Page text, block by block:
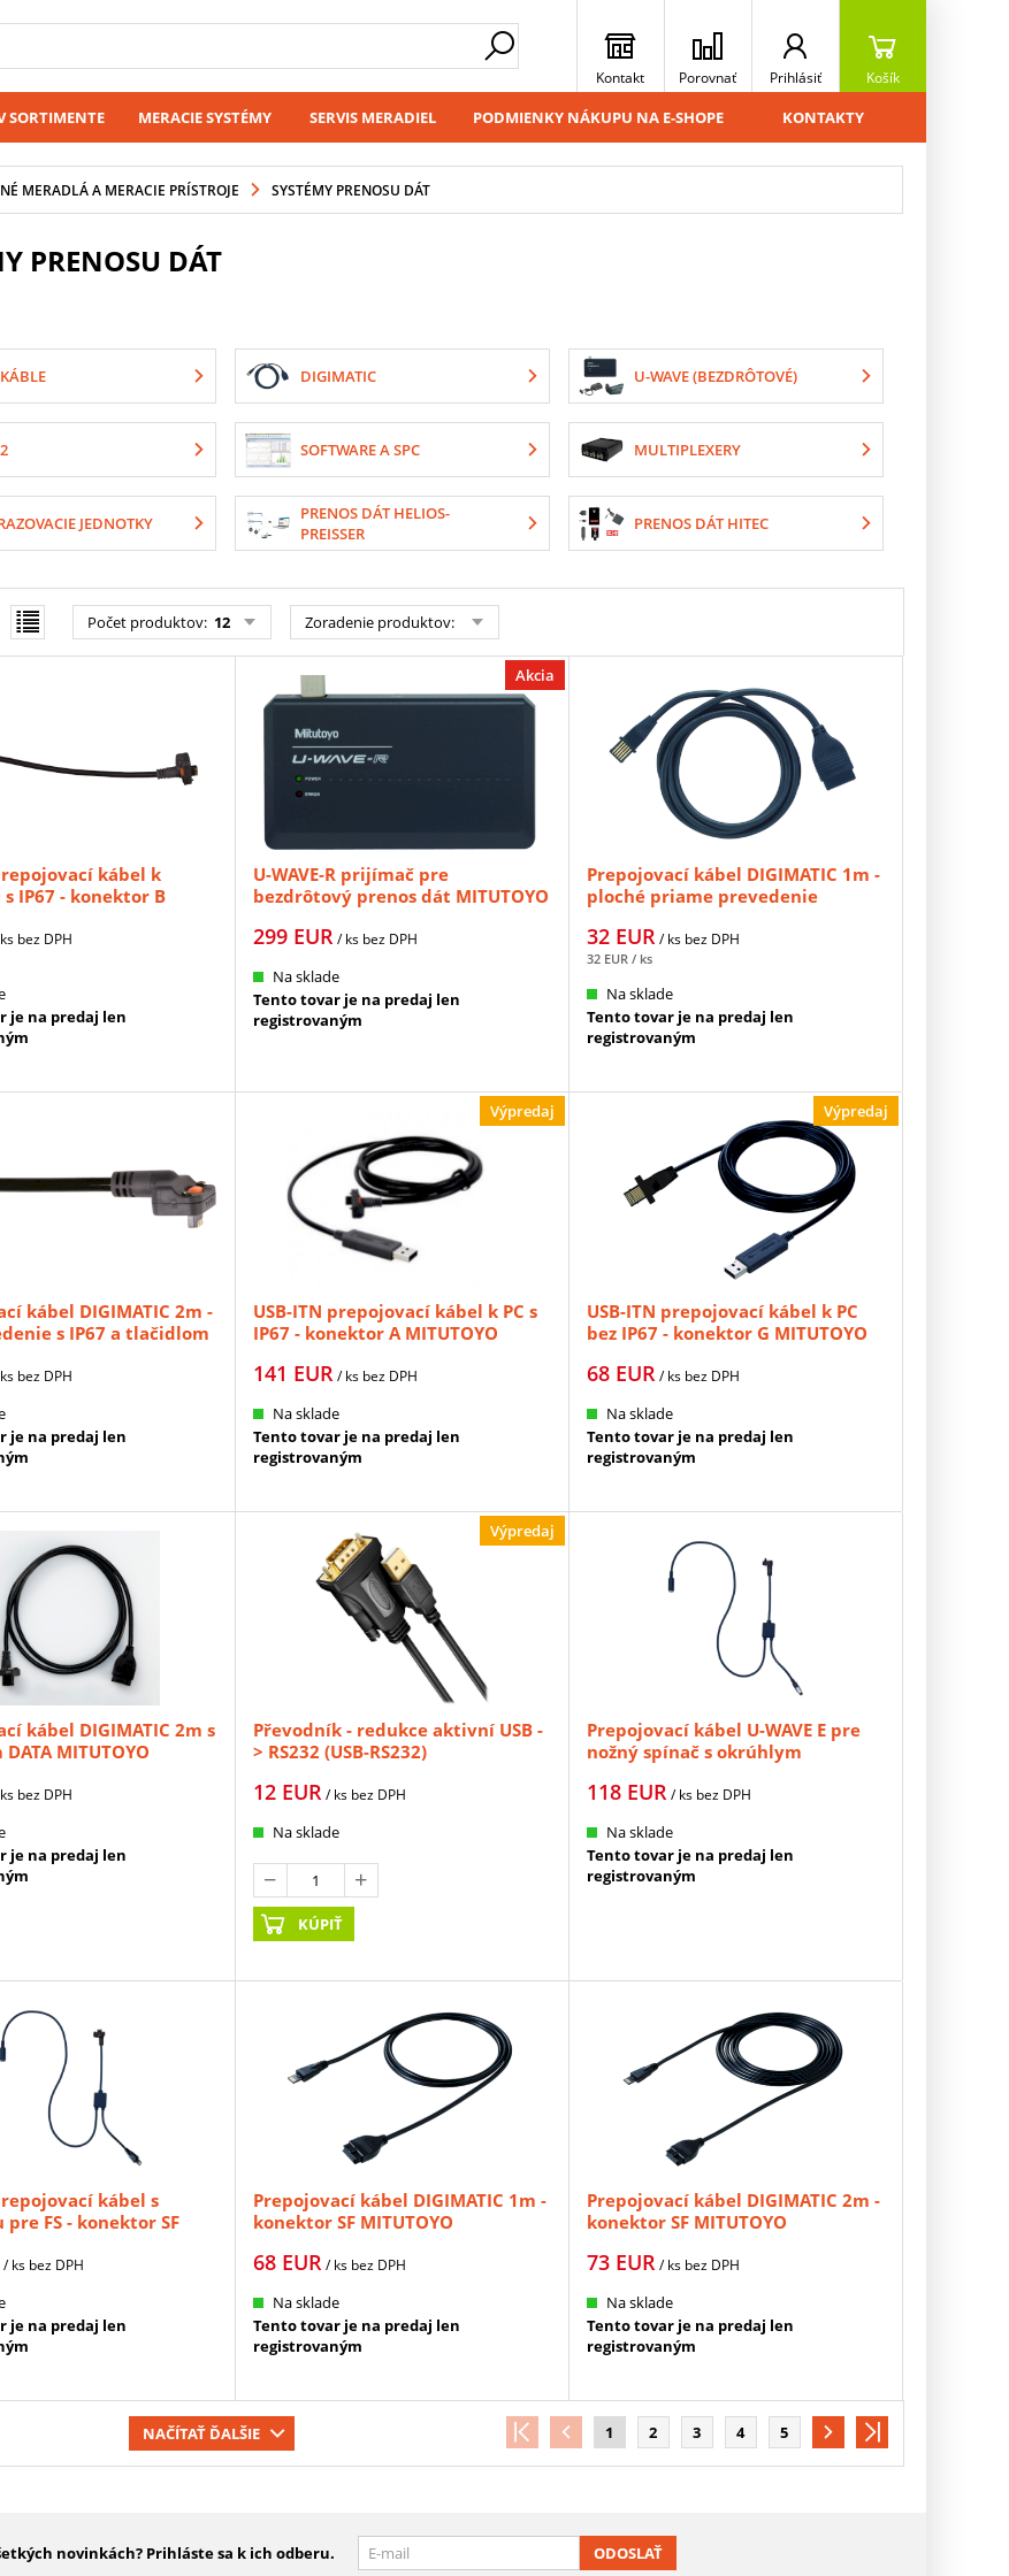
Kontakt Porovnať Prihlásiť Košík
SORTIMENTE MERACIE SYSTÉMY SERVIS MERADIEL PODMIENKY NÁKUPU NA E-SHOPE KONTAKTY
MERADLÁ A MERACIE PRÍSTROJE SYSTÉMY PRENOSU DÁT
PRENOSU DÁT
DIGIMATIC U-WAVE (BEZDRÔTOVÉ)
SOFTWARE A SPC MULTIPLEXERY
JEDNOTKY
PRENOS DÁT HELIOS-
PREISSER
PRENOS DÁT HITEC
Počet produktov: 12 Zoradenie produktov:
kábel k
IP67 - konektor B
bez DPH
je na predaj len
Akcia
U-WAVE-R prijímač pre
bezdrôtový prenos dát MITUTOYO
299EUR/ ks bez DPH
Na sklade
Tento tovar je na predaj len
registrovaným
Prepojovací kábel DIGIMATIC 1m -
ploché priame prevedenie
32 EUR/ ks bez DPH
32 EUR / ks
Na sklade
Tento tovar je na predaj len
registrovaným
kábel DIGIMATIC 2m -
s IP67 a tlačidlom
bez DPH
je na predaj len
Výpredaj
USB-ITN prepojovací kábel k PC s
IP67 - konektor A MITUTOYO
141 EUR/ ks bez DPH
Na sklade
Tento tovar je na predaj len
registrovaným
Výpredaj
USB-ITN prepojovací kábel k PC
bez IP67 - konektor G MITUTOYO
68 EUR/ ks bez DPH
Na sklade
Tento tovar je na predaj len
registrovaným
kábel DIGIMATIC 2m s
MITUTOYO
bez DPH
je na predaj len
Výpredaj
Převodník - redukce aktivní USB -
> RS232 (USB-RS232)
12EUR/ ks bez DPH
Na sklade
KÚPIŤ
Prepojovací kábel U-WAVE E pre
nožný spínač s okrúhlym
(02AZE140E)
118 EUR/ ks bez DPH
Na sklade
Tento tovar je na predaj len
registrovaným
kábel s
FS - konektor SF
/ ks bez DPH
je na predaj len
Prepojovací kábel DIGIMATIC 1m -
konektor SF MITUTOYO
68EUR/ ks bez DPH
Na sklade
Tento tovar je na predaj len
registrovaným
Prepojovací kábel DIGIMATIC 2m -
konektor SF MITUTOYO
73 EUR / ks bez DPH
Na sklade
Tento tovar je na predaj len
registrovaným
NAČÍTAŤ ĎALŠIE 1 2 3 4 5
novinkách? Prihláste sa k ich odberu. ODOSLAŤ